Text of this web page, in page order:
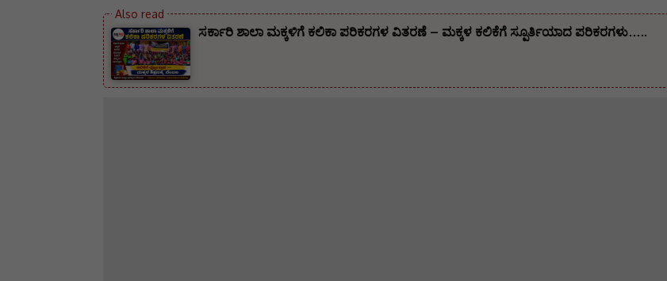
ಸರ್ಕಾರಿ ಶಾಲಾ ಮಕ್ಕಳಿಗೆ ಕಲಿಕಾ ಪರಿಕರಗಳ ವಿತರಣೆ – ಮಕ್ಕಳ ಕಲಿಕೆಗೆ ಸ್ಪೂರ್ತಿಯಾದ ಪರಿಕರಗಳು…..